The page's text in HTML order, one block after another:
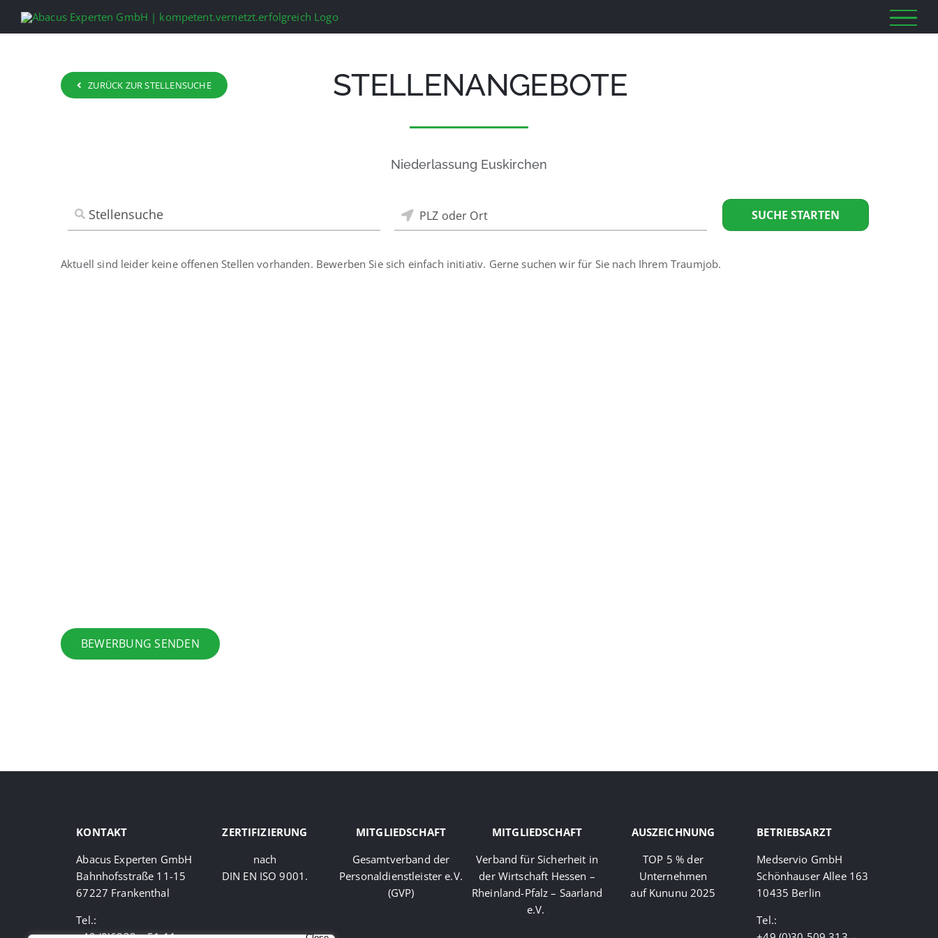
Zum
Inhalt
ZURÜCK ZUR STELLENSUCHE STELLENANGEBOTE
Niederlassung Euskirchen
PLZ oder Ort SUCHE STARTEN
Aktuell sind leider keine offenen Stellen vorhanden. Bewerben Sie sich einfach initiativ. Gerne suchen wir für Sie nach Ihrem Traumjob.
BEWERBUNG SENDEN
KONTAKT
Abacus Experten GmbH
Bahnhofsstraße 11-15
67227 Frankenthal
Tel.:
ZERTIFIZIERUNG
nach
DIN EN ISO 9001.
MITGLIEDSCHAFT
Gesamtverband der
Personaldienstleister e.V.
(GVP)
MITGLIEDSCHAFT
Verband für Sicherheit in
der Wirtschaft Hessen –
Rheinland-Pfalz – Saarland
e.V.
AUSZEICHNUNG
TOP 5 % der
Unternehmen
auf Kununu 2025
BETRIEBSARZT
Medservio GmbH
Schönhauser Allee 163
10435 Berlin
Tel.: